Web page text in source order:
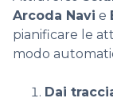
Arcoda Navi e
pianificare le
modo
Dai